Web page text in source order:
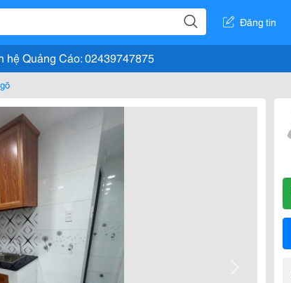
Đăng tin
hệ Quảng Cáo: 02439747875